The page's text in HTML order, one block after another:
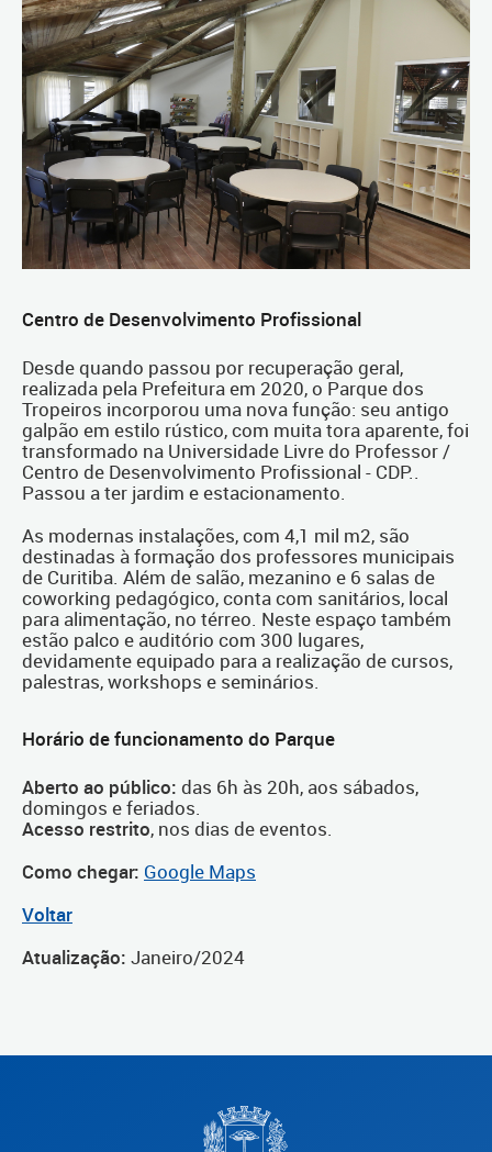
Centro de Desenvolvimento Profissional
Desde quando passou por recuperação geral,
realizada pela Prefeitura em 2020, o Parque dos
Tropeiros incorporou uma nova função: seu antigo
galpão em estilo rústico, com muita tora aparente, foi
transformado na Universidade Livre do Professor /
Centro de Desenvolvimento Profissional - CDP..
Passou a ter jardim e estacionamento.
As modernas instalações, com 4,1 mil m2, são
destinadas à formação dos professores municipais
de Curitiba. Além de salão, mezanino e 6 salas de
coworking pedagógico, conta com sanitários, local
para alimentação, no térreo. Neste espaço também
estão palco e auditório com 300 lugares,
devidamente equipado para a realização de cursos,
palestras, workshops e seminários.
Horário de funcionamento do Parque
Aberto ao público: das 6h às 20h, aos sábados,
domingos e feriados.
Acesso restrito, nos dias de eventos.
Como chegar: Google Maps
Voltar
Atualização: Janeiro/2024